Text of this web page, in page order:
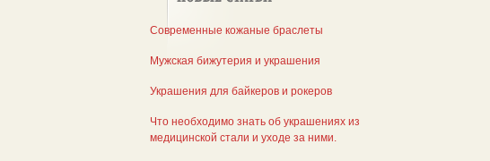
Современные кожаные браслеты
Мужская бижутерия и украшения
Украшения для байкеров и рокеров
Что необходимо знать об украшениях из
медицинской стали и уходе за ними.